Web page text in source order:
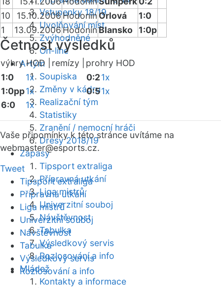
Vstupenky 18/19
Uvolňování míst
Zvýhodněné
On-line
A-tým
Soupiska
Změny v kádru
Realizační tým
Statistiky
Zranění / nemocní hráči
Dresy 2018/19
Zápasy
Tipsport extraliga
Přípravná utkání
Liga mistrů
Univerzitní souboj
Návštěvnost
Tabulka
Výsledkový servis
Rozlosování a info
Mládež
Kontakty a informace
10
15.10.2006Hodonín Orlová
1:0
1
13.09.2006 HodonínBlansko 1:0p
Četnost výsledků
výhry HOD | remízy |
prohry HOD
1:0
1x
1:0pp1x
6:0
1x
0:21x
0:51x
Vaše připomínky k této stránce uvítáme na
webmaster@esports.cz.
Tweet
Tipsport extraliga
Přípravná utkání
Liga mistrů
Univerzitní souboj
Návštěvnost
Tabulka
Výsledkový servis
Rozlosování a info